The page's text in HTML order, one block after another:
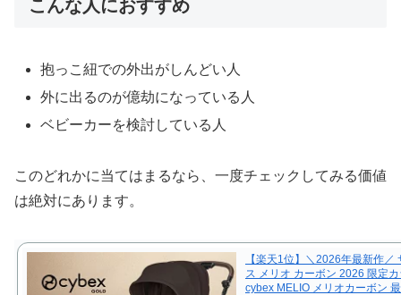
こんな人におすすめ
抱っこ紐での外出がしんどい人
外に出るのが億劫になっている人
ベビーカーを検討している人
このどれかに当てはまるなら、一度チェックしてみる価値
は絶対にあります。
【楽天1位】＼2026年最新作／
ス メリオ カーボン 2026 限定
cybex MELIO メリオカーボン